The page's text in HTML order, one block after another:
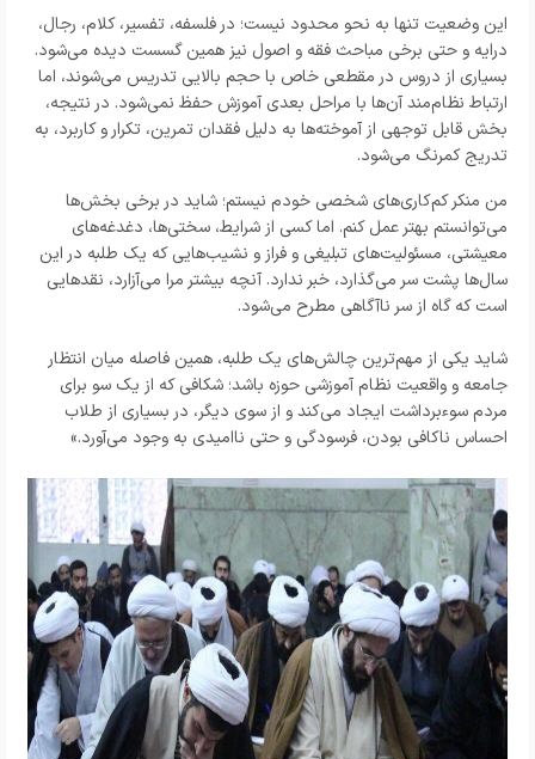
این وضعیت تنها به نحو محدود نیست؛ در فلسفه، تفسیر، کلام، رجال،
درایه و حتی برخی مباحث فقه و اصول نیز همین گسست دیده می‌شود.
بسیاری از دروس در مقطعی خاص با حجم بالایی تدریس می‌شوند، اما
ارتباط نظام‌مند آن‌ها با مراحل بعدی آموزش حفظ نمی‌شود. در نتیجه،
بخش قابل توجهی از آموخته‌ها به دلیل فقدان تمرین، تکرار و کاربرد، به
تدریج کمرنگ می‌شود.
من منکر کم‌کاری‌های شخصی خودم نیستم؛ شاید در برخی بخش‌ها
می‌توانستم بهتر عمل کنم. اما کسی از شرایط، سختی‌ها، دغدغه‌های
معیشتی، مسئولیت‌های تبلیغی و فراز و نشیب‌هایی که یک طلبه در این
سال‌ها پشت سر می‌گذارد، خبر ندارد. آنچه بیشتر مرا می‌آزارد، نقدهایی
است که گاه از سر ناآگاهی مطرح می‌شود.
شاید یکی از مهم‌ترین چالش‌های یک طلبه، همین فاصله میان انتظار
جامعه و واقعیت نظام آموزشی حوزه باشد؛ شکافی که از یک سو برای
مردم سوءبرداشت ایجاد می‌کند و از سوی دیگر، در بسیاری از طلاب
احساس ناکافی بودن، فرسودگی و حتی ناامیدی به وجود می‌آورد.»